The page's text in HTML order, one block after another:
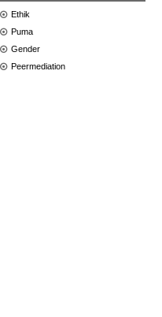
Ethik
Puma
Gender
Peermediation